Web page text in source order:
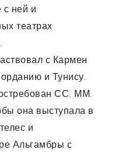
с ней и
театрах
с Кармен
и Тунису.
СС. ММ.
она выступала в
и
Альгамбры с